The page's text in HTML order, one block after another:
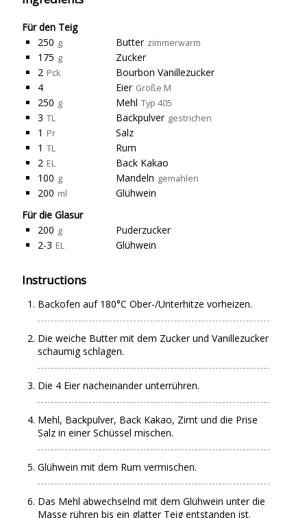
Für den Teig
250 g Butter zimmerwarm
175 g
Zucker
2 Pck
Bourbon Vanillezucker
4
Eier Größe M
250 g Mehl Typ 405
3 TL Backpulver gestrichen
1 Pr
Salz
1 TL
Rum
2 EL
Back Kakao
100 g Mandeln gemahlen
200 ml
Glühwein
Für die Glasur
200 g
Puderzucker
2-3 EL Glühwein
Instructions
Backofen auf 180°C Ober-/Unterhitze vorheizen.
Die weiche Butter mit dem Zucker und Vanillezucker
schaumig schlagen.
Die 4 Eier nacheinander unterrühren.
Mehl, Backpulver, Back Kakao, Zimt und die Prise
Salz in einer Schüssel mischen.
Glühwein mit dem Rum vermischen.
Das Mehl abwechselnd mit dem Glühwein unter die
Masse rühren bis ein glatter Teig entstanden ist.